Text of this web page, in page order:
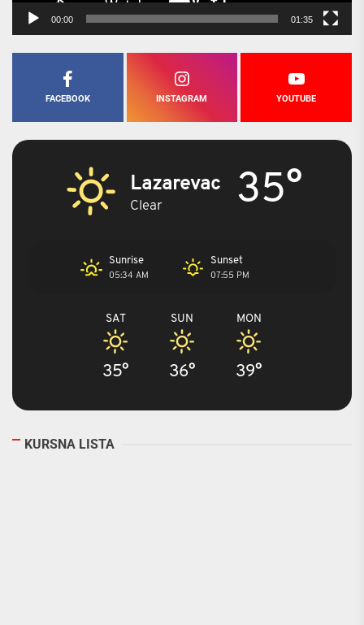
00:00 01:35
FACEBOOK INSTAGRAM YOUTUBE
Lazarevac
Clear 35°
Sunrise
05:34 AM
Sunset
07:55 PM
SAT
35°
SUN
36°
MON
39°
KURSNA LISTA